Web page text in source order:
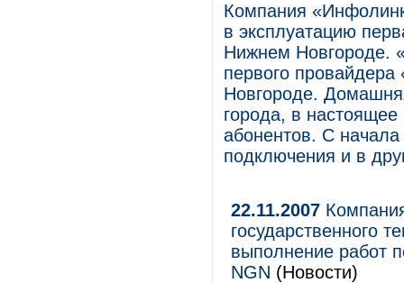
Компания
в эксплуатацию
Нижнем Новгороде.
первого
Новгороде.
города, в
абонентов. С
подключения и в
22.11.2007
государственного
выполнение работ
NGN (Новости)